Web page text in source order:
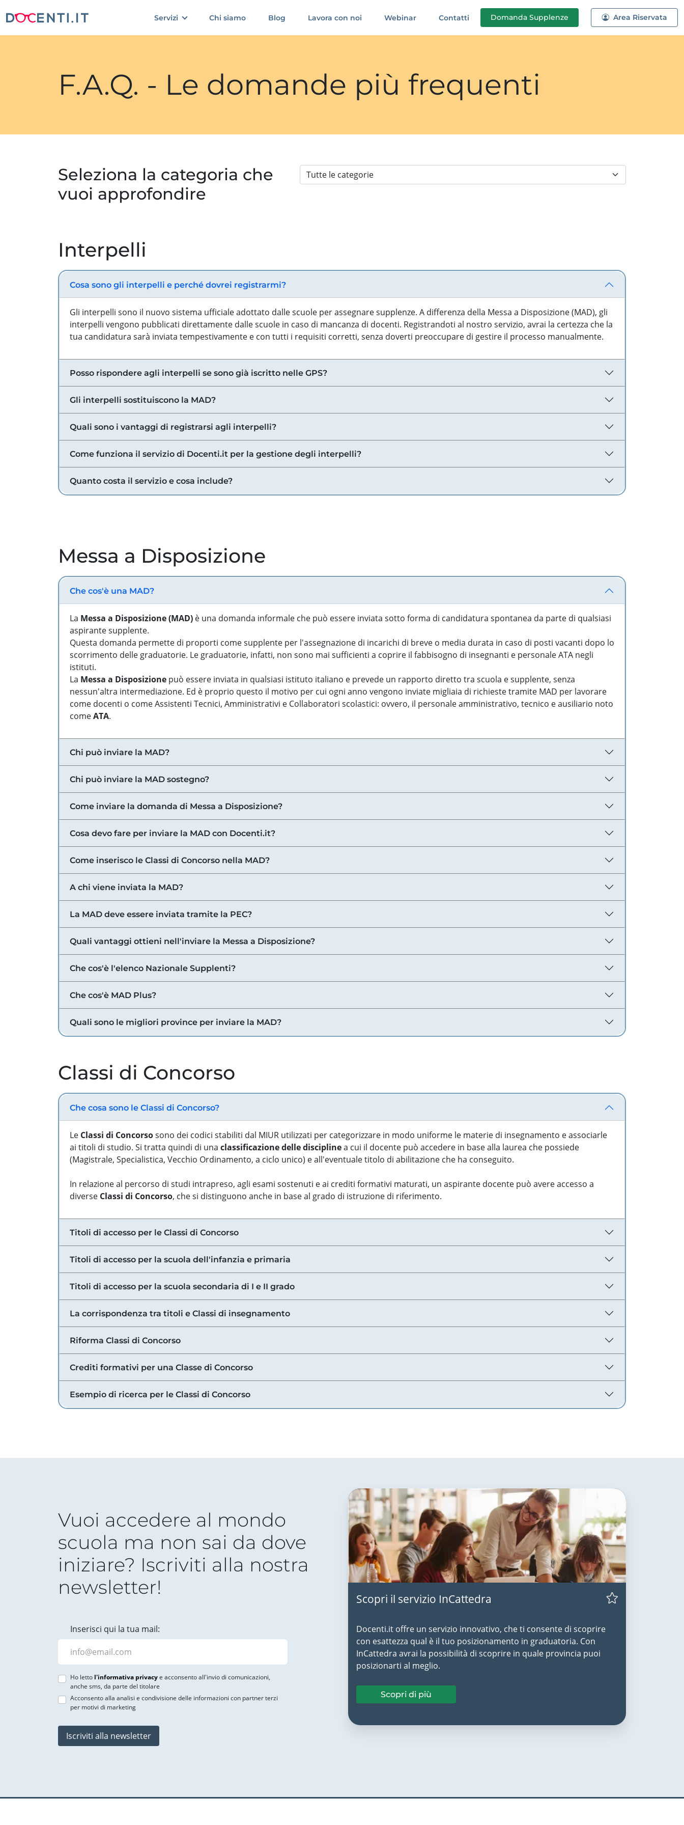
Servizi Chi siamo Blog Lavora con noi Webinar Contatti Domanda Supplenze Area Riservata
F.A.Q. - Le domande più frequenti
Seleziona la categoria che
vuoi approfondire
Interpelli
Cosa sono gli interpelli e perché dovrei registrarmi?
Gli interpelli sono il nuovo sistema ufficiale adottato dalle scuole per assegnare supplenze. A differenza della Messa a Disposizione (MAD), gli
interpelli vengono pubblicati direttamente dalle scuole in caso di mancanza di docenti. Registrandoti al nostro servizio, avrai la certezza che la
tua candidatura sarà inviata tempestivamente e con tutti i requisiti corretti, senza doverti preoccupare di gestire il processo manualmente.
Posso rispondere agli interpelli se sono già iscritto nelle GPS?
Gli interpelli sostituiscono la MAD?
Quali sono i vantaggi di registrarsi agli interpelli?
Come funziona il servizio di Docenti.it per la gestione degli interpelli?
Quanto costa il servizio e cosa include?
Messa a Disposizione
Che cos'è una MAD?
La Messa a Disposizione (MAD) è una domanda informale che può essere inviata sotto forma di candidatura spontanea da parte di qualsiasi
aspirante supplente.
Questa domanda permette di proporti come supplente per l'assegnazione di incarichi di breve o media durata in caso di posti vacanti dopo lo
scorrimento delle graduatorie. Le graduatorie, infatti, non sono mai sufficienti a coprire il fabbisogno di insegnanti e personale ATA negli
istituti.
La Messa a Disposizione può essere inviata in qualsiasi istituto italiano e prevede un rapporto diretto tra scuola e supplente, senza
nessun'altra intermediazione. Ed è proprio questo il motivo per cui ogni anno vengono inviate migliaia di richieste tramite MAD per lavorare
come docenti o come Assistenti Tecnici, Amministrativi e Collaboratori scolastici: ovvero, il personale amministrativo, tecnico e ausiliario noto
comeATA.
Chi può inviare la MAD?
Chi può inviare la MAD sostegno?
Come inviare la domanda di Messa a Disposizione?
Cosa devo fare per inviare la MAD con Docenti.it?
Come inserisco le Classi di Concorso nella MAD?
A chi viene inviata la MAD?
La MAD deve essere inviata tramite la PEC?
Quali vantaggi ottieni nell'inviare la Messa a Disposizione?
Che cos'è l'elenco Nazionale Supplenti?
Che cos'è MAD Plus?
Quali sono le migliori province per inviare la MAD?
Classi di Concorso
Che cosa sono le Classi di Concorso?
Le Classi di Concorsosono dei codici stabiliti dal MIUR utilizzati per categorizzare in modo uniforme le materie di insegnamento e associarle
ai titoli di studio. Si tratta quindi di una classificazione delle disciplinea cui il docente può accedere in base alla laurea che possiede
(Magistrale, Specialistica, Vecchio Ordinamento, a ciclo unico) e all'eventuale titolo di abilitazione che ha conseguito.
In relazione al percorso di studi intrapreso, agli esami sostenuti e ai crediti formativi maturati, un aspirante docente può avere accesso a
diverse Classi di Concorso, che si distinguono anche in base al grado di istruzione di riferimento.
Titoli di accesso per le Classi di Concorso
Titoli di accesso per la scuola dell'infanzia e primaria
Titoli di accesso per la scuola secondaria di I e II grado
La corrispondenza tra titoli e Classi di insegnamento
Riforma Classi di Concorso
Crediti formativi per una Classe di Concorso
Esempio di ricerca per le Classi di Concorso
Vuoi accedere al mondo
scuola ma non sai da dove
iniziare? Iscriviti alla nostra
newsletter!
Inserisci qui la tua mail:
Ho letto l'informativa privacye acconsento all'invio di comunicazioni,
anche sms, da parte del titolare
Acconsento alla analisi e condivisione delle informazioni con partner terzi
per motivi di marketing
Iscriviti alla newsletter
Scopri il servizio InCattedra
Docenti.it offre un servizio innovativo, che ti consente di scoprire
con esattezza qual è il tuo posizionamento in graduatoria. Con
InCattedra avrai la possibilità di scoprire in quale provincia puoi
posizionarti al meglio.
Scopri di più